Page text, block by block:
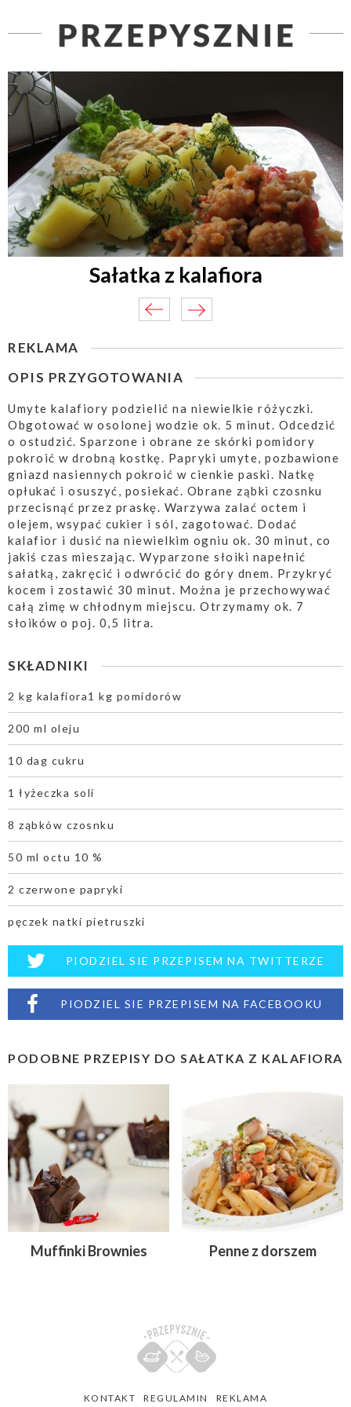
Sałatka z kalafiora
REKLAMA
OPIS PRZYGOTOWANIA
Umyte kalafiory podzielić na niewielkie różyczki.
Obgotować w osolonej wodzie ok. 5 minut. Odcedzić
o ostudzić. Sparzone i obrane ze skórki pomidory
pokroić w drobną kostkę. Papryki umyte, pozbawione
gniazd nasiennych pokroić w cienkie paski. Natkę
opłukać i osuszyć, posiekać. Obrane ząbki czosnku
przecisnąć przez praskę. Warzywa zalać octem i
olejem, wsypać cukier i sól, zagotować. Dodać
kalafior i dusić na niewielkim ogniu ok. 30 minut, co
jakiś czas mieszając. Wyparzone słoiki napełnić
sałatką, zakręcić i odwrócić do góry dnem. Przykryć
kocem i zostawić 30 minut. Można je przechowywać
całą zimę w chłodnym miejscu. Otrzymamy ok. 7
słoików o poj. 0,5 litra.
SKŁADNIKI
2 kg kalafiora1 kg pomidorów
200 ml oleju
10 dag cukru
1 łyżeczka soli
8 ząbków czosnku
50 ml octu 10 %
2 czerwone papryki
pęczek natki pietruszki
PIODZIEL SIE PRZEPISEM NA TWITTERZE
PIODZIEL SIE PRZEPISEM NA FACEBOOKU
PODOBNE PRZEPISY DO SAŁATKA Z KALAFIORA
Muffinki Brownies Penne z dorszem
KONTAKT REGULAMIN REKLAMA